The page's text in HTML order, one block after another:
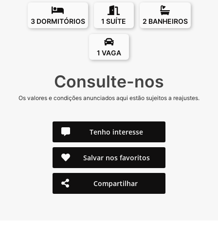
3 DORMITÓRIOS 1 SUÍTE 2 BANHEIROS
1 VAGA
Consulte-nos
Os valores e condições anunciados aqui estão sujeitos a reajustes.
Tenho interesse
Salvar nos favoritos
Compartilhar